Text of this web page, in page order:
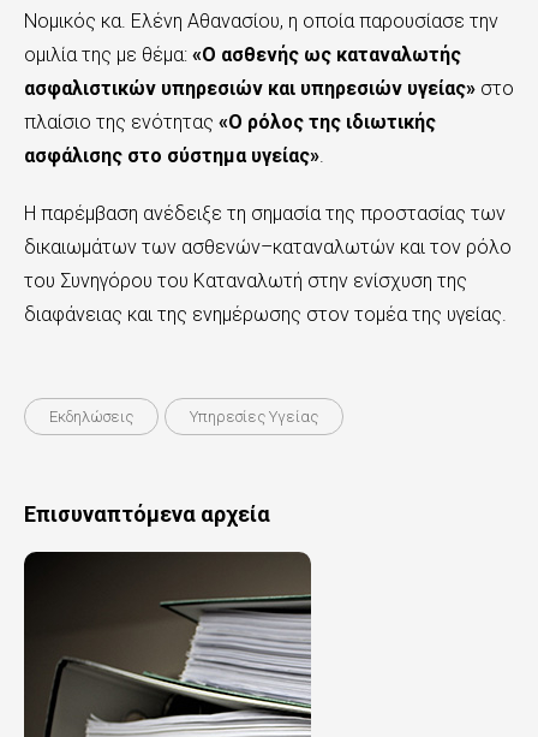
Νομικός κα. Ελένη Αθανασίου, η οποία παρουσίασε την
ομιλία της με θέμα: «Ο ασθενής ως καταναλωτής
ασφαλιστικών υπηρεσιών και υπηρεσιών υγείας» στο
πλαίσιο της ενότητας «Ο ρόλος της ιδιωτικής
ασφάλισης στο σύστημα υγείας».
Η παρέμβαση ανέδειξε τη σημασία της προστασίας των
δικαιωμάτων των ασθενών–καταναλωτών και τον ρόλο
του Συνηγόρου του Καταναλωτή στην ενίσχυση της
διαφάνειας και της ενημέρωσης στον τομέα της υγείας.
Εκδηλώσεις Υπηρεσίες Υγείας
Επισυναπτόμενα αρχεία